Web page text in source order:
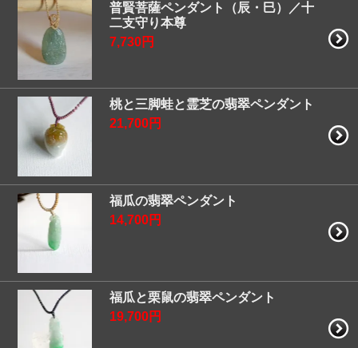
普賢菩薩ペンダント（辰・巳）／十
二支守り本尊
7,730円
桃と三脚蛙と霊芝の翡翠ペンダント
21,700円
福瓜の翡翠ペンダント
14,700円
福瓜と栗鼠の翡翠ペンダント
19,700円